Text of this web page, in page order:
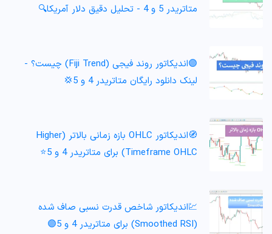
متاتریدر 5 و 4 - تحلیل دقیق دلار آمریکا🔍
🟣اندیکاتور روند فیجی (Fiji Trend) چیست؟ -
لینک دانلود رایگان متاتریدر 4 و 5💢
🧭اندیکاتور OHLC بازه زمانی بالاتر (Higher
Timeframe OHLC) برای متاتریدر 4 و 5⭐
💹اندیکاتور شاخص قدرت نسبی صاف شده
(Smoothed RSI) برای متاتریدر 4 و 5🟣